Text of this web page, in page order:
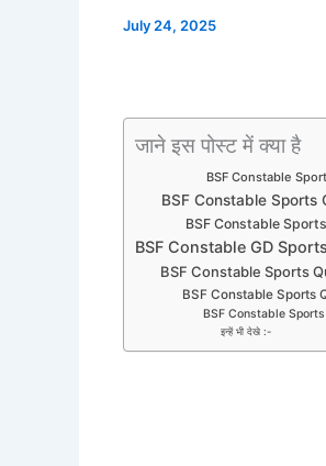
July 24, 2025
जाने इस पोस्ट में क्या है
BSF Constable
BSF Constable
BSF Constable
BSF Constable GD
BSF Constable Sports
BSF Constable Sports
BSF Constable
इन्हें भी देखे :-